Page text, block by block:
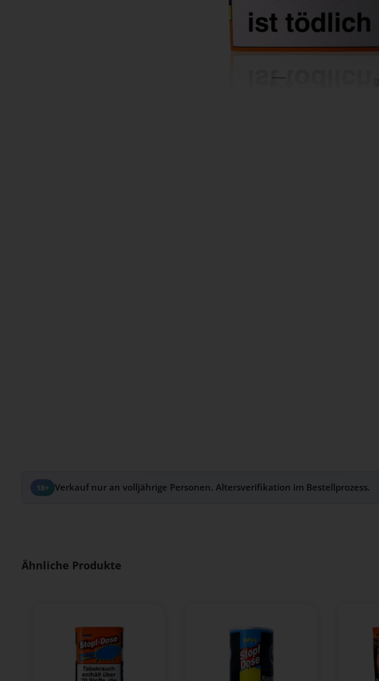
18+ Verkauf nur an volljährige Personen. Altersverifikation im Bestellprozess.
Produktgalerie überspringen
Ähnliche Produkte